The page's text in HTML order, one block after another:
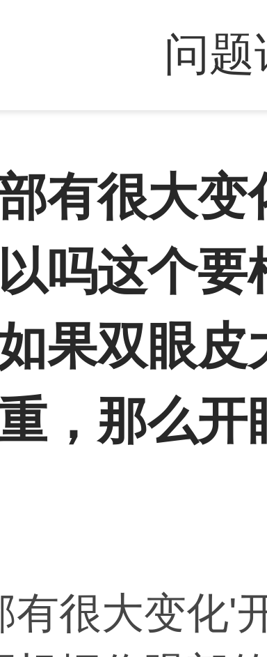
问
有很大
吗这个
果双眼皮
，那么
有很大变化'